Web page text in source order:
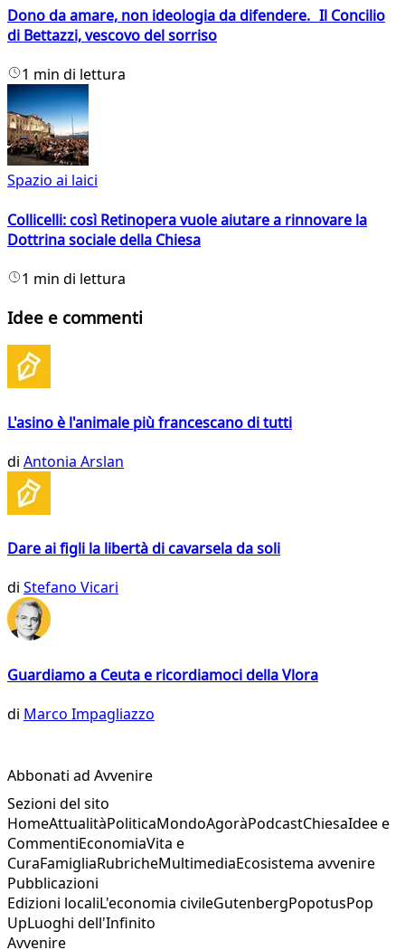
Dono da amare, non ideologia da difendere. Il Concilio
di Bettazzi, vescovo del sorriso
1 min di lettura
Spazio ai laici
Collicelli: così Retinopera vuole aiutare a rinnovare la
Dottrina sociale della Chiesa
1 min di lettura
Idee e commenti
L'asino è l'animale più francescano di tutti
di Antonia Arslan
Dare ai figli la libertà di cavarsela da soli
di Stefano Vicari
Guardiamo a Ceuta e ricordiamoci della Vlora
di Marco Impagliazzo
Abbonati ad Avvenire
Sezioni del sito
HomeAttualitàPoliticaMondoAgoràPodcastChiesaIdee e
CommentiEconomiaVita e
CuraFamigliaRubricheMultimediaEcosistema avvenire
Pubblicazioni
Edizioni localiL'economia civileGutenbergPopotusPop
UpLuoghi dell'Infinito
Avvenire